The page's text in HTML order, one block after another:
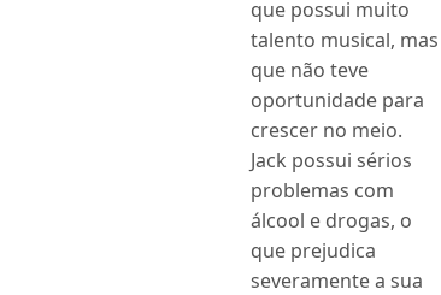
que possui muito
talento musical, mas
que não teve
oportunidade para
crescer no meio.
Jack possui sérios
problemas com
álcool e drogas, o
que prejudica
severamente a sua